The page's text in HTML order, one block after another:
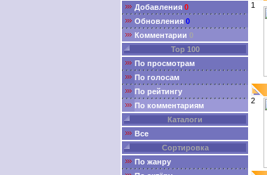
Добавления 0
Обновления 0
Комментарии 0
Top 100
По просмотрам
По голосам
По рейтингу
По комментариям
Каталоги
Все
Сортировка
По жанру
1
2